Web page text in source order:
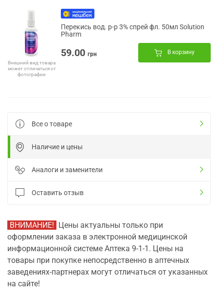
Внешний вид товара
может отличаться от
фотографии
Перекись вод. р-р 3% спрей фл. 50мл Solution
Pharm
59.00 грн В корзину
Все о товаре
Наличие и цены
Аналоги и заменители
Оставить отзыв
ВНИМАНИЕ! Цены актуальны только при
оформлении заказа в электронной медицинской
информационной системе Аптека 9-1-1. Цены на
товары при покупке непосредственно в аптечных
заведениях-партнерах могут отличаться от указанных
на сайте!